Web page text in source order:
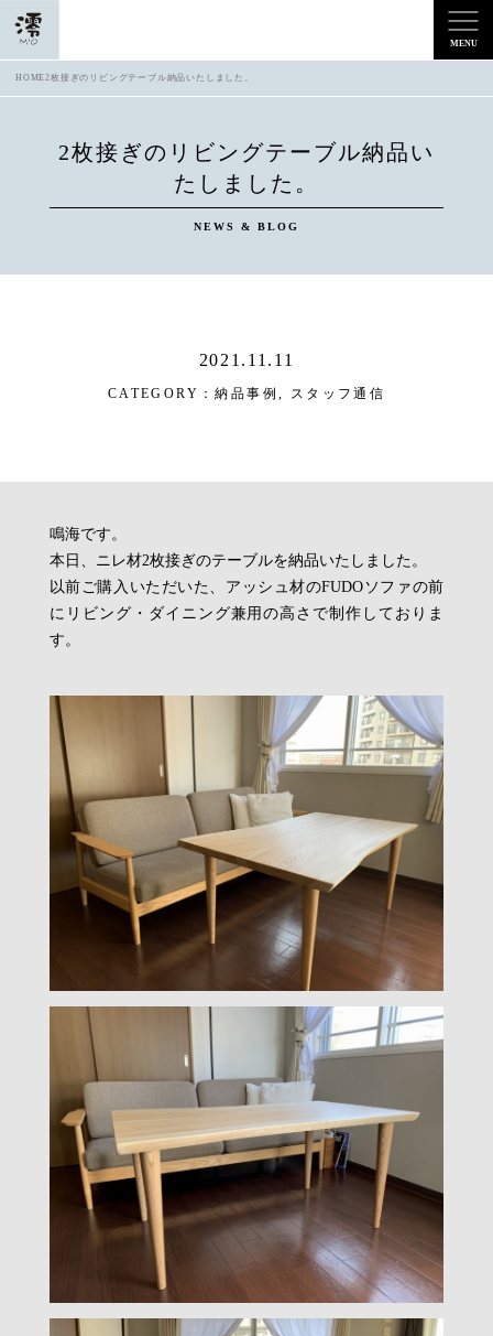
HOME2枚接ぎのリビングテーブル納品いたしました。
2枚接ぎのリビングテーブル納品い
たしました。
NEWS & BLOG
2021.11.11
CATEGORY：納品事例 , スタッフ通信
鳴海です。
本日、ニレ材2枚接ぎのテーブルを納品いたしました。
以前ご購入いただいた、アッシュ材のFUDOソファの前
にリビング・ダイニング兼用の高さで制作しておりま
す。